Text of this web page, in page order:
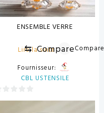
ENSEMBLE VERRE
Lire la suite
⇆ Compare
Fournisseur:
CBL USTENSILE